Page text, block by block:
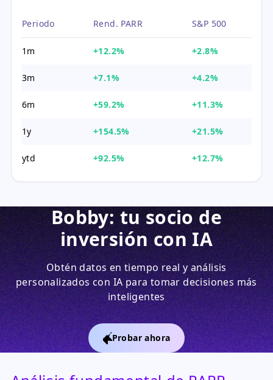
Periodo Rend. PARR S&P 500
1m +12.2% +2.8%
3m +7.1% +4.2%
6m +59.2% +11.3%
1y +154.5% +21.5%
ytd +92.5% +12.7%
Bobby: tu socio de
inversión con IA
Obtén datos en tiempo real y análisis
personalizados con IA para tomar decisiones más
inteligentes
Probar ahora